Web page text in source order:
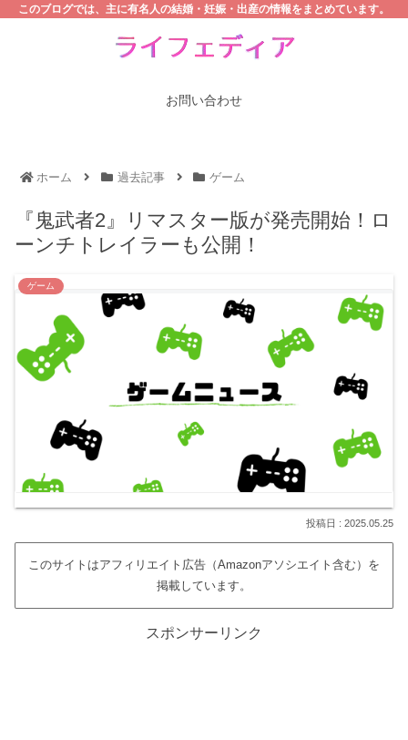
このブログでは、主に有名人の結婚・妊娠・出産の情報をまとめています。
お問い合わせ
ホーム 過去記事 ゲーム
『鬼武者2』リマスター版が発売開始！ロ
ーンチトレイラーも公開！
ゲーム
2025.05.25
このサイトはアフィリエイト広告（Amazonアソシエイト含む）を
掲載しています。
スポンサーリンク